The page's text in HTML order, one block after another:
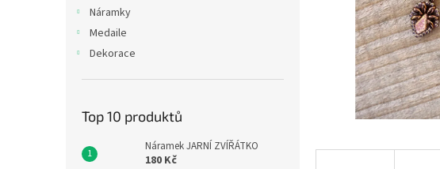
Náramky
Medaile
Dekorace
Top 10 produktů
Náramek JARNÍ ZVÍŘÁTKO
180 Kč